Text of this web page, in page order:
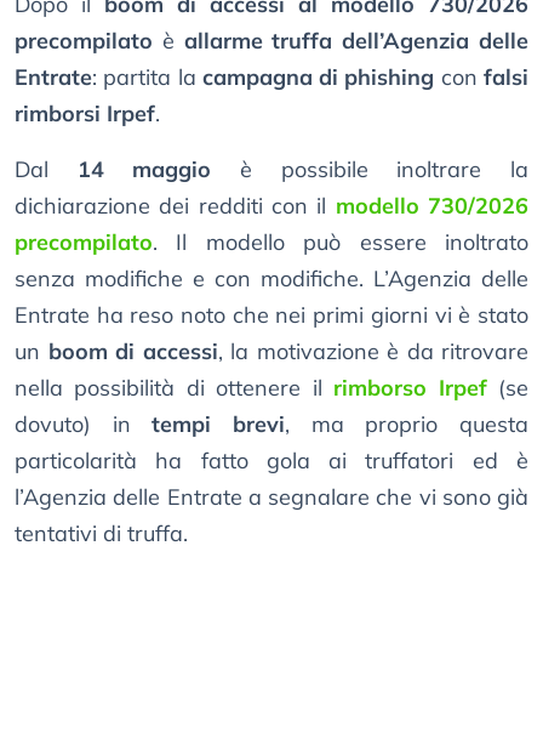
precompilato è allarme truffa dell’Agenzia delle
Entrate: partita la campagna di phishing confalsi
rimborsi Irpef.
Dal
14 maggio è possibile inoltrare la
dichiarazione dei redditi con il modello 730/2026
precompilato. Il modello può essere inoltrato
senza modifiche e con modifiche. L’Agenzia delle
Entrate ha reso noto che nei primi giorni vi è stato
un boom di accessi, la motivazione è da ritrovare
nella possibilità di ottenere il rimborso Irpef(se
dovuto) intempi brevi, ma proprio questa
particolarità ha fatto gola ai truffatori ed è
l’Agenzia delle Entrate a segnalare che vi sono già
tentativi di truffa.